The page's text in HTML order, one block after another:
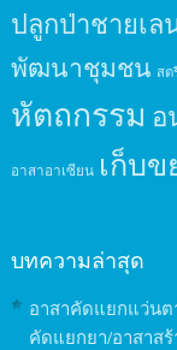
ปลูกป่าชายเล
พัฒนาชุมชน สต
หัตถกรรม อ
อาสาอาเซียน เก็บข
บทความล่าสุด
อาสาคัดแยกแว่นต
คัดแยกยา/อาสาส